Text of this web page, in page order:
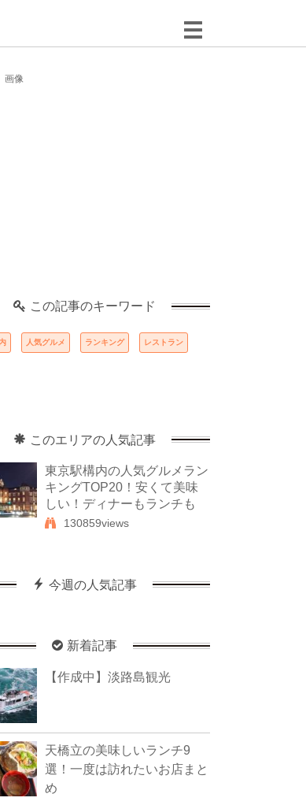
画像
この記事のキーワード
人気グルメ ランキング レストラン
このエリアの人気記事
東京駅構内の人気グルメラン
キングTOP20！安くて美味
しい！ディナーもランチも
130859views
今週の人気記事
新着記事
【作成中】淡路島観光
天橋立の美味しいランチ9
選！一度は訪れたいお店まと
め